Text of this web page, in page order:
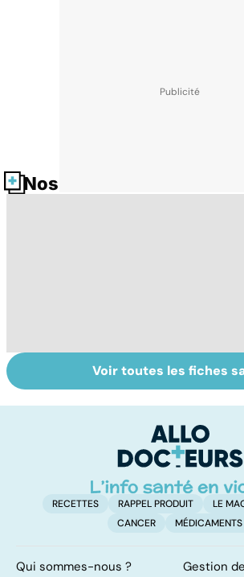
Nos fiches santé
Tout savoir sur
les infections
d'angine
Voir toutes les fiches
RECETTES RAPPEL PRODUIT
LE
CANCER
MÉDICAMENTS
Qui sommes-nous ? Gestion